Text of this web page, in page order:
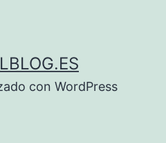
con WordPress